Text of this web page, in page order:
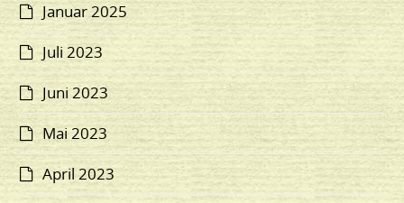
Januar 2025
Juli 2023
Juni 2023
Mai 2023
April 2023